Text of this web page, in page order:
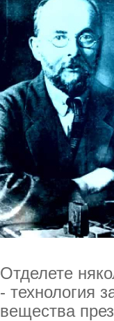
Отделете
- технология
вещества